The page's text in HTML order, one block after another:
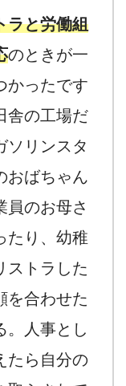
ラと労働組
のときが一
かったです
舎の工場だ
ソリンスタ
おばちゃん
員のお母さ
たり、幼稚
ストラした
を合わせた
。人事とし
たら自分の